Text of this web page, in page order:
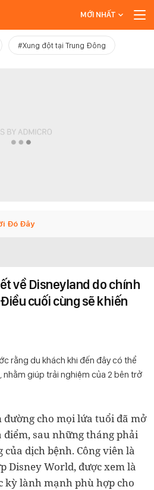
MỚI NHẤT
#Xung đột tại Trung Đông
Đó Đây
về Disneyland do chính
cuối cùng sẽ khiến
rằng du khách khi đến đây có thể
giúp trải nghiệm của 2 bên trở
cho mọi lứa tuổi đã mở
điểm, sau những tháng phải
dịch bệnh. Công viên là
Disney World, được xem là
kỳ lành mạnh phù hợp cho